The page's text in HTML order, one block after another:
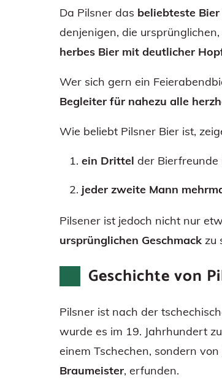
Da Pilsner das beliebteste Bier
denjenigen, die
herbes Bier mit deutlicher
Wer sich gern ein
Begleiter für nahezu alle
Wie beliebt Pilsner Bier ist,
ein Drittel der Bierfreunde
jeder zweite Mann
Pilsener ist jedoch nicht nur
ursprünglichen Geschmack zu
Geschichte von
Pilsner ist nach der
wurde es im 19. Jahrhundert
einem Tschechen, sondern
Braumeister, erfunden.